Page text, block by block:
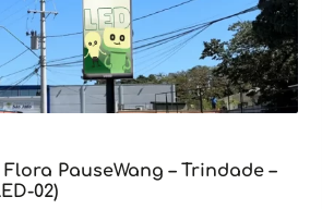
PauseWang – Trindade –
02)